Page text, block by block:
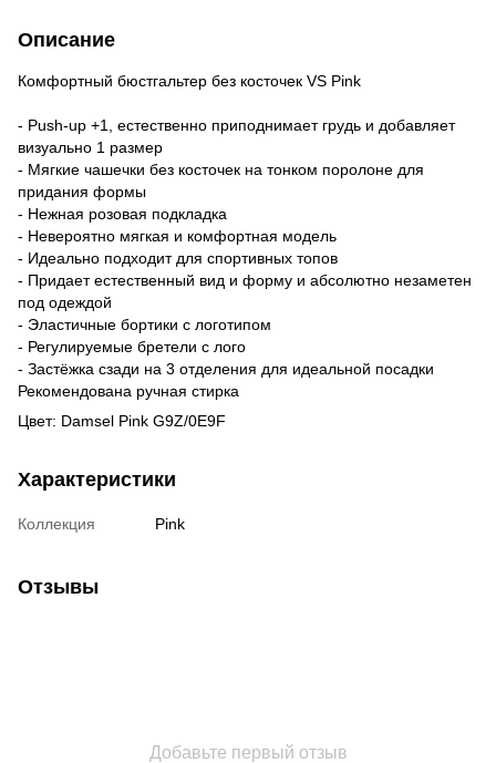
Описание
Комфортный бюстгальтер без косточек VS Pink
- Push-up +1, естественно приподнимает грудь и добавляет
визуально 1 размер
- Мягкие чашечки без косточек на тонком поролоне для
придания формы
- Нежная розовая подкладка
- Невероятно мягкая и комфортная модель
- Идеально подходит для спортивных топов
- Придает естественный вид и форму и абсолютно незаметен
под одеждой
- Эластичные бортики с логотипом
- Регулируемые бретели с лого
- Застёжка сзади на 3 отделения для идеальной посадки
Рекомендована ручная стирка
Цвет: Damsel Pink G9Z/0E9F
Характеристики
Коллекция Pink
Отзывы
Добавьте первый отзыв